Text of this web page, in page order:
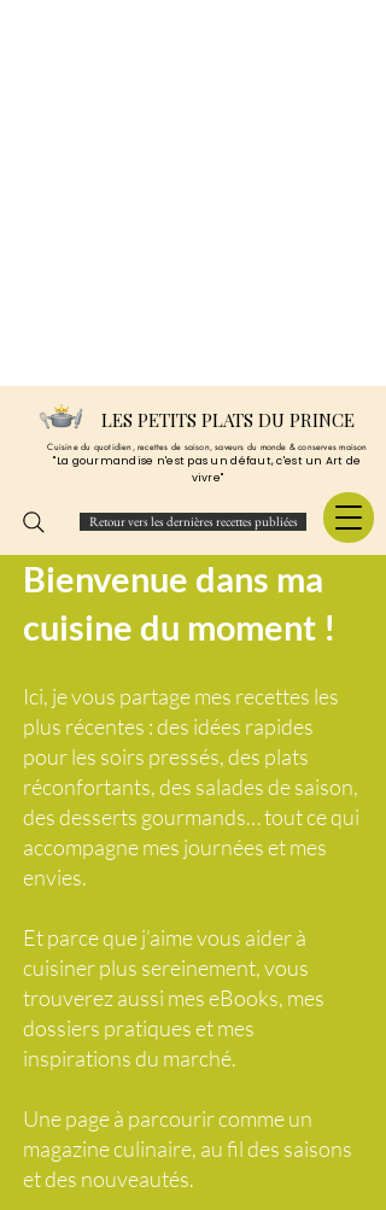
LES PETITS PLATS DU PRINCE
Cuisine du quotidien, recettes de saison, saveurs du monde & conserves maison
"La gourmandise n'est pas un défaut, c'est un Art de
vivre"
Retour vers les dernières recettes publiées
Bienvenue dans ma
cuisine du moment !
Ici, je vous partage mes recettes les
plus récentes : des idées rapides
pour les soirs pressés, des plats
réconfortants, des salades de saison,
des desserts gourmands… tout ce qui
accompagne mes journées et mes
envies.
Et parce que j’aime vous aider à
cuisiner plus sereinement, vous
trouverez aussi mes eBooks, mes
dossiers pratiques et mes
inspirations du marché.
Une page à parcourir comme un
magazine culinaire, au fil des saisons
et des nouveautés.